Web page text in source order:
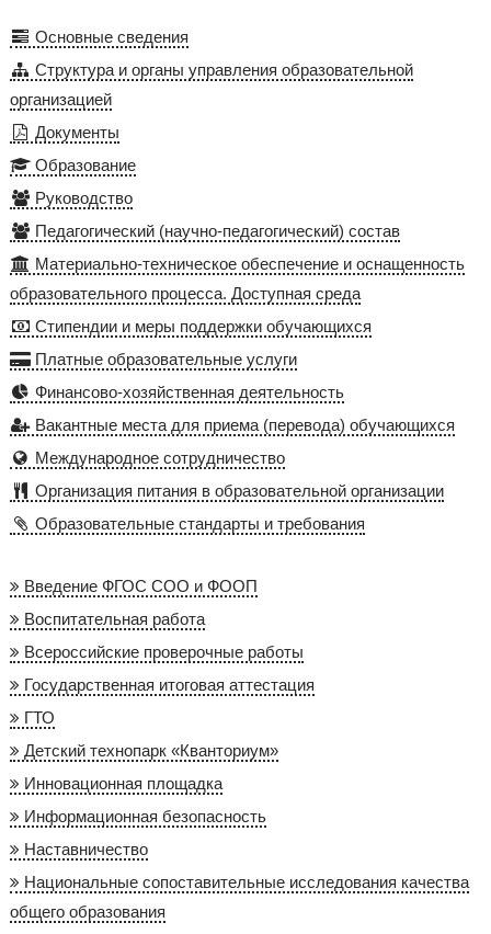
Основные сведения
Структура и органы управления образовательной
организацией
Документы
Образование
Руководство
Педагогический (научно-педагогический) состав
Материально-техническое обеспечение и оснащенность
образовательного процесса. Доступная среда
Стипендии и меры поддержки обучающихся
Платные образовательные услуги
Финансово-хозяйственная деятельность
Вакантные места для приема (перевода) обучающихся
Международное сотрудничество
Организация питания в образовательной организации
Образовательные стандарты и требования
Введение ФГОС СОО и ФООП
Воспитательная работа
Всероссийские проверочные работы
Государственная итоговая аттестация
ГТО
Детский технопарк «Кванториум»
Инновационная площадка
Информационная безопасность
Наставничество
Национальные сопоставительные исследования качества
общего образования